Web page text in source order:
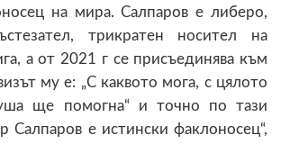
на мира. Салпаров е либеро,
трикратен носител на
а от 2021 г се присъединява към
му е: „С каквото мога, с цялото
ще помогна“ и точно по тази
Салпаров е истински факлоносец“,